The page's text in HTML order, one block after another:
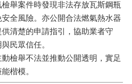
舉案件時發現非法存放瓦斯鋼瓶
全風險。亦公開合法燃氣熱水器
清楚的申請指引，協助業者守
民眾信任。
檢舉不法並推動公開透明，實足
楷模。